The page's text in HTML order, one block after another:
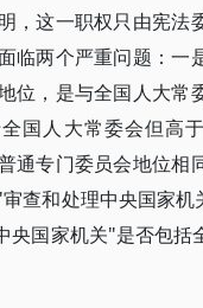
，这一职权只由宪法
临两个严重问题：一
位，是与全国人大常
国人大常委会但高
通专门委员会地位相
查和处理中央国家
央国家机关"是否包括